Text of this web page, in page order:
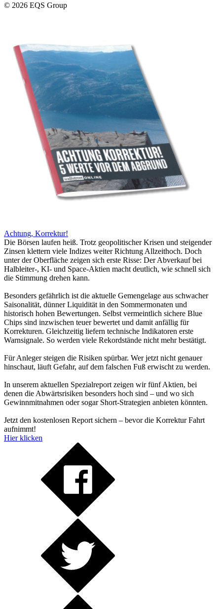
© 2026 EQS Group
Achtung, Korrektur!
Die Börsen laufen heiß. Trotz geopolitischer Krisen und steigender
Zinsen klettern viele Indizes weiter Richtung Allzeithoch. Doch
unter der Oberfläche zeigen sich erste Risse: Der Abverkauf bei
Halbleiter-, KI- und Space-Aktien macht deutlich, wie schnell sich
die Stimmung drehen kann.
Besonders gefährlich ist die aktuelle Gemengelage aus schwacher
Saisonalität, dünner Liquidität in den Sommermonaten und
historisch hohen Bewertungen. Selbst vermeintlich sichere Blue
Chips sind inzwischen teuer bewertet und damit anfällig für
Korrekturen. Gleichzeitig liefern technische Indikatoren erste
Warnsignale. So werden viele Rekordstände nicht mehr bestätigt.
Für Anleger steigen die Risiken spürbar. Wer jetzt nicht genauer
hinschaut, läuft Gefahr, auf dem falschen Fuß erwischt zu werden.
In unserem aktuellen Spezialreport zeigen wir fünf Aktien, bei
denen die Abwärtsrisiken besonders hoch sind – und wo sich
Gewinnmitnahmen oder sogar Short-Strategien anbieten könnten.
Jetzt den kostenlosen Report sichern – bevor die Korrektur Fahrt
aufnimmt!
Hier klicken